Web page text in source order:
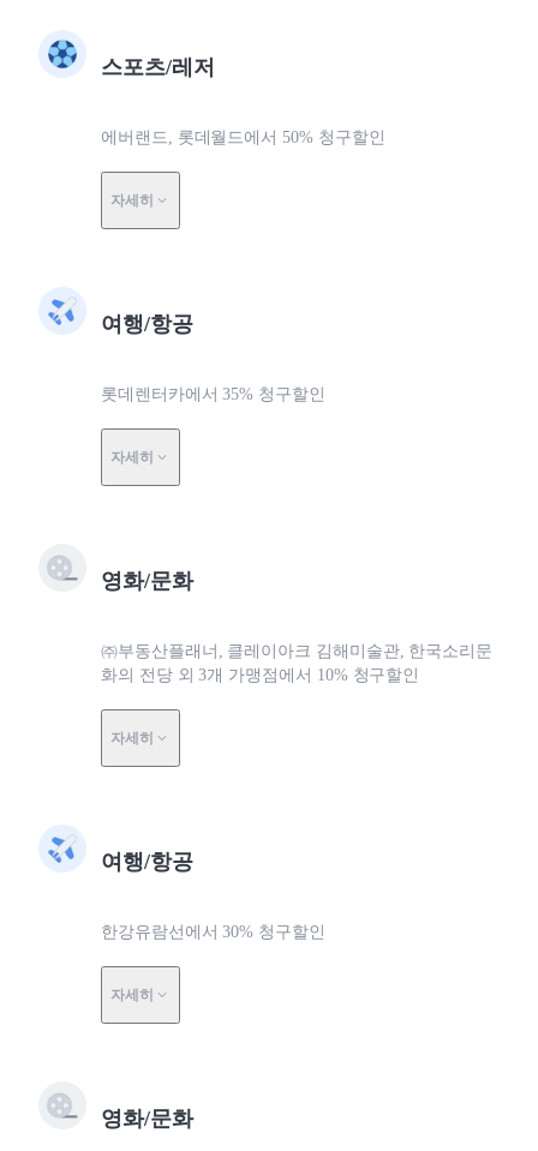
스포츠/레저
에버랜드, 롯데월드에서 50% 청구할인
자세히
여행/항공
롯데렌터카에서 35% 청구할인
자세히
영화/문화
㈜부동산플래너, 클레이아크 김해미술관, 한국소리문
화의 전당 외 3개 가맹점에서 10% 청구할인
자세히
여행/항공
한강유람선에서 30% 청구할인
자세히
영화/문화